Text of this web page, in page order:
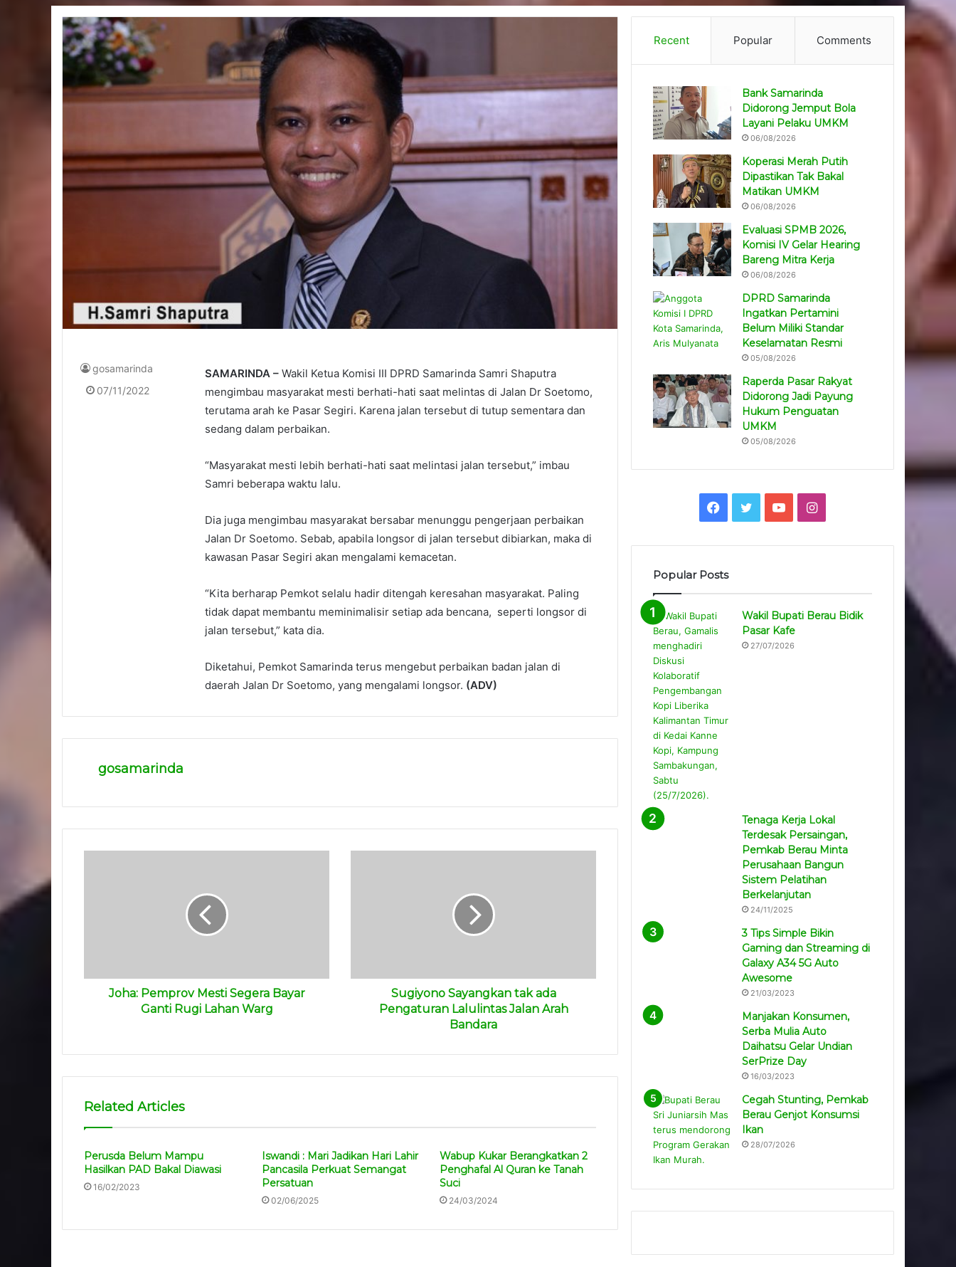
SAMARINDA – Wakil Ketua Komisi III DPRD Samarinda Samri Shaputra
mengimbau masyarakat mesti berhati-hati saat melintas di Jalan Dr Soetomo,
terutama arah ke Pasar Segiri. Karena jalan tersebut di tutup sementara dan
sedang dalam perbaikan.
“Masyarakat mesti lebih berhati-hati saat melintasi jalan tersebut,” imbau
Samri beberapa waktu lalu.
Dia juga mengimbau masyarakat bersabar menunggu pengerjaan perbaikan
Jalan Dr Soetomo. Sebab, apabila longsor di jalan tersebut dibiarkan, maka di
kawasan Pasar Segiri akan mengalami kemacetan.
“Kita berharap Pemkot selalu hadir ditengah keresahan masyarakat. Paling
tidak dapat membantu meminimalisir setiap ada bencana, seperti longsor di
jalan tersebut,” kata dia.
Diketahui, Pemkot Samarinda terus mengebut perbaikan badan jalan di
daerah Jalan Dr Soetomo, yang mengalami longsor. (ADV)
gosamarinda
07/11/2022
gosamarinda
Joha: Pemprov Mesti Segera Bayar
Ganti Rugi Lahan Warg
Sugiyono Sayangkan tak ada
Pengaturan Lalulintas Jalan Arah
Bandara
Related Articles
Perusda Belum Mampu
Hasilkan PAD Bakal Diawasi
16/02/2023
Iswandi : Mari Jadikan Hari Lahir
Pancasila Perkuat Semangat
Persatuan
02/06/2025
Wabup Kukar Berangkatkan 2
Penghafal Al Quran ke Tanah
Suci
24/03/2024
Recent Popular Comments
Bank Samarinda
Didorong Jemput Bola
Layani Pelaku UMKM
06/08/2026
Koperasi Merah Putih
Dipastikan Tak Bakal
Matikan UMKM
06/08/2026
Evaluasi SPMB 2026,
Komisi IV Gelar Hearing
Bareng Mitra Kerja
06/08/2026
DPRD Samarinda
Ingatkan Pertamini
Belum Miliki Standar
Keselamatan Resmi
05/08/2026
Raperda Pasar Rakyat
Didorong Jadi Payung
Hukum Penguatan
UMKM
05/08/2026
Facebook
TwitterYouTubeInstagram
Popular Posts
Wakil Bupati Berau Bidik
Pasar Kafe
27/07/2026
Tenaga Kerja Lokal
Terdesak Persaingan,
Pemkab Berau Minta
Perusahaan Bangun
Sistem Pelatihan
Berkelanjutan
24/11/2025
3 Tips Simple Bikin
Gaming dan Streaming di
Galaxy A34 5G Auto
Awesome
21/03/2023
Manjakan Konsumen,
Serba Mulia Auto
Daihatsu Gelar Undian
SerPrize Day
16/03/2023
Cegah Stunting, Pemkab
Berau Genjot Konsumsi
Ikan
28/07/2026